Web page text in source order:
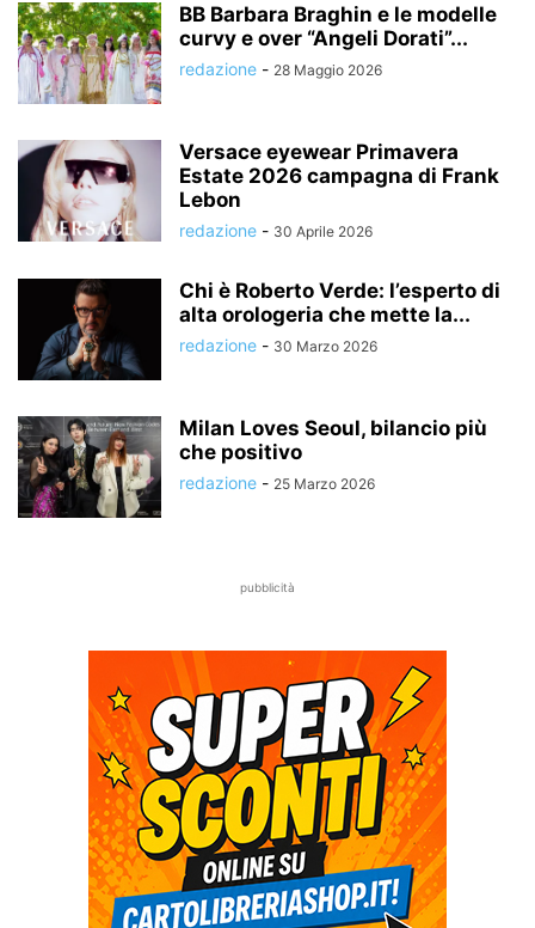
BB Barbara Braghin e le modelle
curvy e over “Angeli Dorati”...
redazione - 28 Maggio 2026
Versace eyewear Primavera
Estate 2026 campagna di Frank
Lebon
redazione - 30 Aprile 2026
Chi è Roberto Verde: l’esperto di
alta orologeria che mette la...
redazione - 30 Marzo 2026
Milan Loves Seoul, bilancio più
che positivo
redazione - 25 Marzo 2026
pubblicità